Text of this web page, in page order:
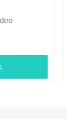
UAV